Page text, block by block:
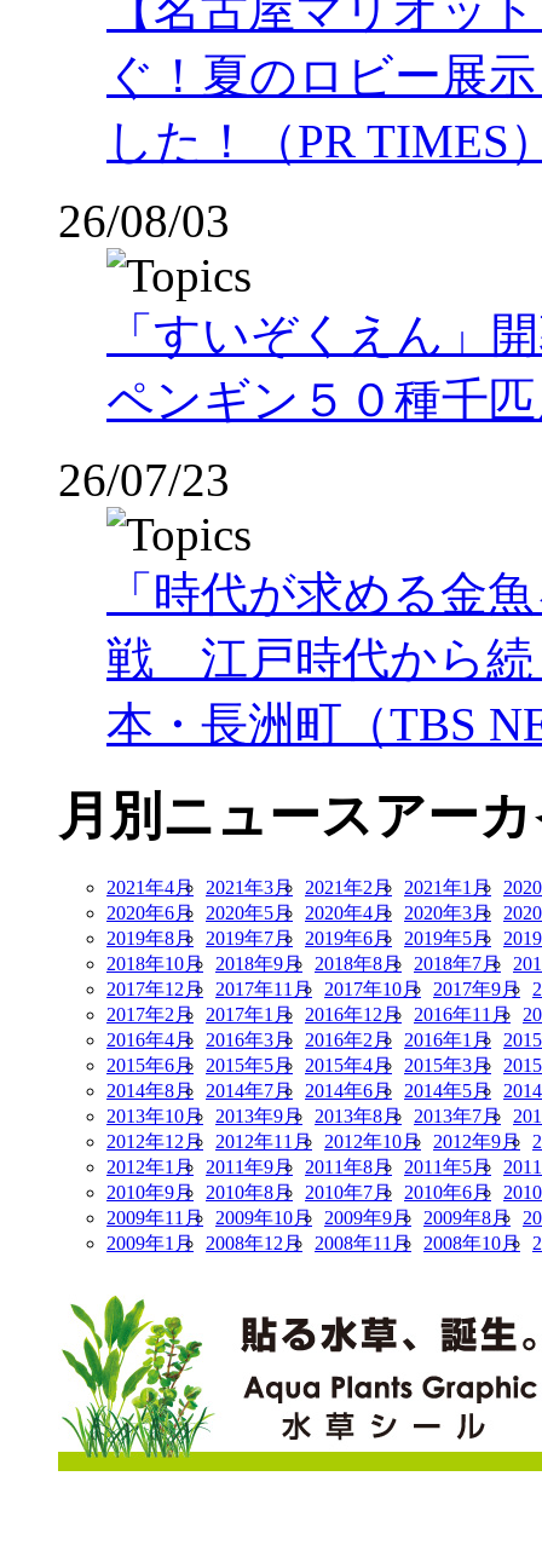
【名古屋マリオッ
ぐ！夏のロビー展
した！（PR TIMES
26/08/03
「すいぞくえん」
ペンギン５０種千
26/07/23
「時代が求める金
戦 江戸時代から
本・長洲町（TBS
月別ニュースアー
2021年4月 2021年3月 2021年2月 2021年1月
2020年6月
2020年5月 2020年4月 2020年3月
2019年8月
2019年7月 2019年6月 2019年5月
2018年10月
2018年9月 2018年8月 2018年7月
2017年12月
2017年11月 2017年10月 2017年9月
2017年2月
2017年1月 2016年12月 2016年11月
2016年4月
2016年3月 2016年2月 2016年1月
2015年6月
2015年5月 2015年4月 2015年3月
2014年8月
2014年7月 2014年6月 2014年5月
2013年10月
2013年9月 2013年8月 2013年7月
2012年12月
2012年11月 2012年10月 2012年9月
2012年1月
2011年9月 2011年8月 2011年5月
2010年9月
2010年8月 2010年7月 2010年6月
2009年11月
2009年10月 2009年9月 2009年8月
2009年1月
2008年12月 2008年11月 2008年10月